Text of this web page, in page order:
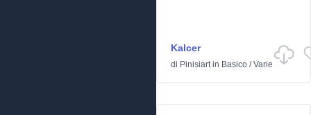
Kalcer
di Pinisiartin Basico /Varie